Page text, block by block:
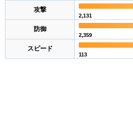
攻撃
2,131
防御
2,359
スピード
113